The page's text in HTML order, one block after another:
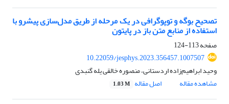
تصحیح بوگه و توپوگرافی در یک مرحله از طریق مدل‌سازی پیشرو با
استفاده از منابع متن باز در پایتون
صفحه113-124
10.22059/jesphys.2023.356457.1007507
وحید ابراهیم‌زاده اردستانی، منصوره خالقی یله گنبدی
مشاهده مقاله
اصل مقاله 1.03 M